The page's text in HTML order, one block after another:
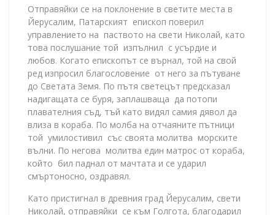
Отправяйки се на поклонение в светите места в
Йерусалим, Патарският епископ поверил
управлението на паството на свети Николай, като
това послушание той изпълнил с усърдие и
любов. Когато епископът се върнал, той на свой
ред изпросил благословение от него за пътуване
до Светата Земя. По пътя светецът предсказал
надигащата се буря, заплашваща да потопи
плавателния съд, тъй като видял самия дявол да
влиза в кораба. По молба на отчаяните пътници
той умилостивил със своята молитва морските
вълни. По негова молитва един матрос от кораба,
който бил паднал от мачтата и се ударил
смъртоносно, оздравял.
Като пристигнал в древния град Йерусалим, свети
Николай, отправяйки се към Голгота, благодарил